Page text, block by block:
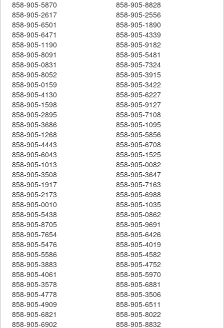
858-905-5870
858-905-8828
858-905-2617
858-905-2556
858-905-6501
858-905-1890
858-905-6471
858-905-4339
858-905-1190
858-905-9182
858-905-8091
858-905-5481
858-905-0831
858-905-7324
858-905-8052
858-905-3915
858-905-0159
858-905-3422
858-905-4130
858-905-6227
858-905-1598
858-905-9127
858-905-2895
858-905-7108
858-905-3686
858-905-1095
858-905-1268
858-905-5856
858-905-4443
858-905-6708
858-905-6043
858-905-1525
858-905-1013
858-905-0082
858-905-3508
858-905-3647
858-905-1917
858-905-7163
858-905-2173
858-905-6988
858-905-0010
858-905-1035
858-905-5438
858-905-0862
858-905-8705
858-905-9691
858-905-7654
858-905-6426
858-905-5476
858-905-4019
858-905-5586
858-905-4582
858-905-3883
858-905-4752
858-905-4061
858-905-5970
858-905-3578
858-905-6881
858-905-4778
858-905-3506
858-905-4909
858-905-6511
858-905-6821
858-905-8022
858-905-6902
858-905-8832